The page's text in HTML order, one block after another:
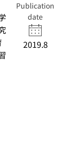
Publication
date
2019.8